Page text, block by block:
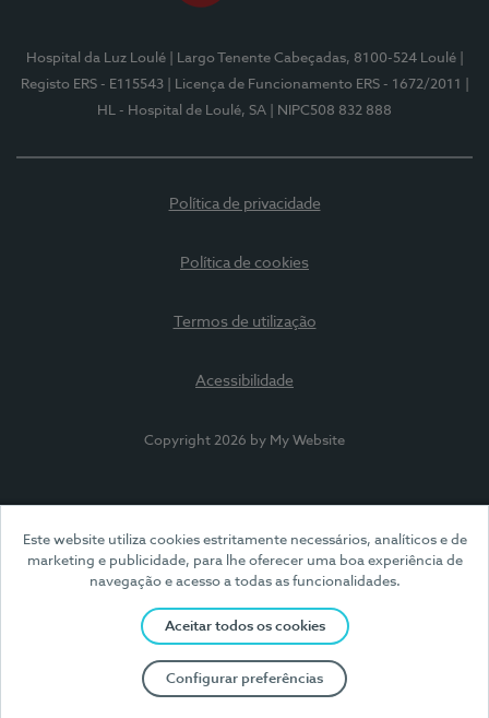
Este website utiliza cookies estritamente necessários, analíticos e de
marketing e publicidade, para lhe oferecer uma boa experiência de
navegação e acesso a todas as funcionalidades.
Aceitar todos os cookies
Configurar preferências
Hospital da Luz Loulé | Largo Tenente Cabeçadas, 8100-524 Loulé
Registo ERS - E115543
| Licença de Funcionamento ERS - 1672/2011
HL - Hospital de Loulé, SA
| NIPC508 832 888
Política de privacidade
Política de cookies
Termos de utilização
Acessibilidade
Copyright 2026 by My Website